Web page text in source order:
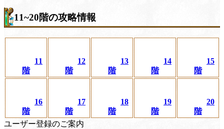
11~20階の攻略情報
11
階
12
階
13
階
14
階
15
階
16
階
17
階
18
階
19
階
20
階
ユーザー登録のご案内